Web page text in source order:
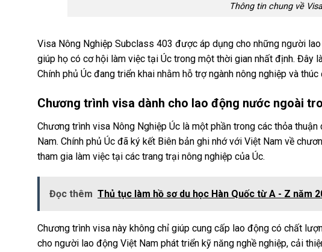
Thông tin chung về
Visa Nông Nghiệp Subclass 403 được áp dụng cho những người
giúp họ có cơ hội làm việc tại Úc trong một thời gian nhất định. Đây
Chính phủ Úc đang triển khai nhằm hỗ trợ ngành nông nghiệp và
Chương trình visa dành cho lao động nước ngoài
Chương trình visa Nông Nghiệp Úc là một phần trong các thỏa
Nam. Chính phủ Úc đã ký kết Biên bản ghi nhớ với Việt Nam về
tham gia làm việc tại các trang trại nông nghiệp của Úc.
Đọc thêm Thủ tục làm hồ sơ du học Hàn Quốc từ A - Z năm
Chương trình visa này không chỉ giúp cung cấp lao động có chất
cho người lao động Việt Nam phát triển kỹ năng nghề nghiệp, cải